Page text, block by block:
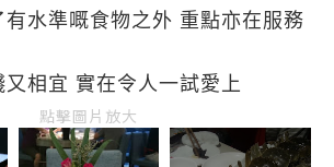
有水準嘅食物之外 重點亦在服務
相宜 實在令人一試愛上
點擊圖片放大